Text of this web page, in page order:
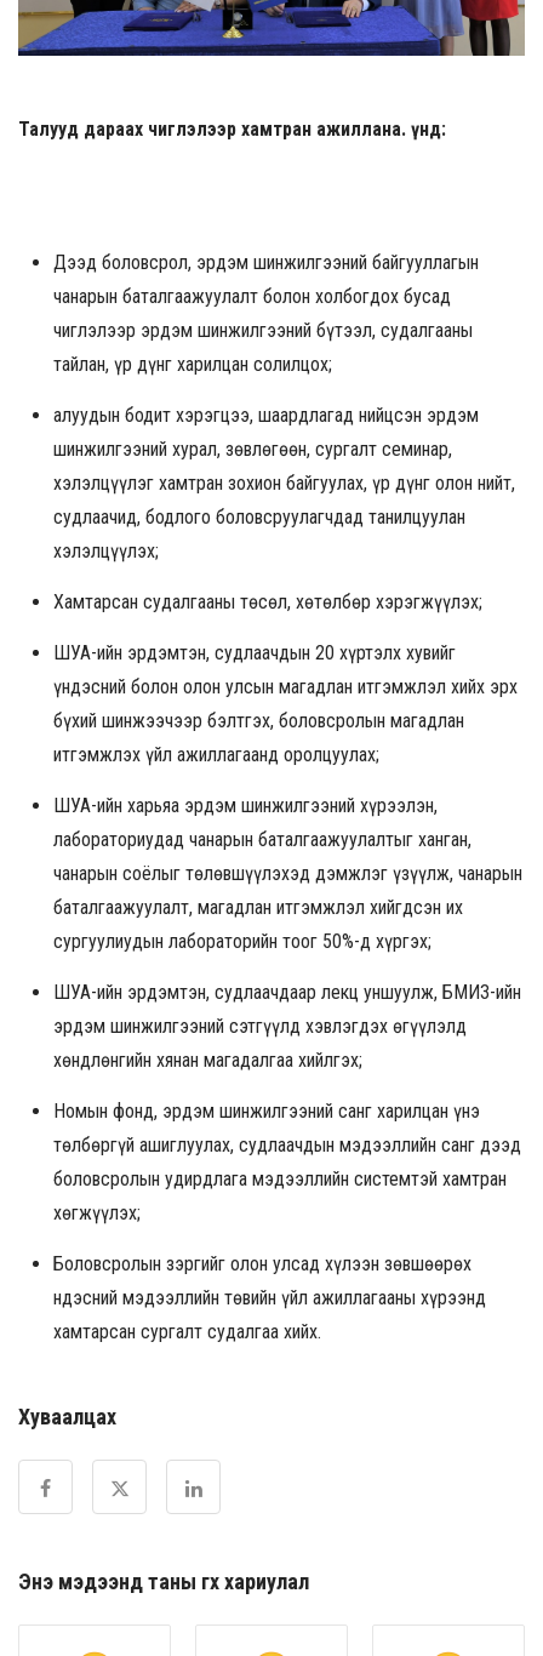
Талууд дараах чиглэлээр хамтран ажиллана. Үүнд:
Дээд боловсрол, эрдэм шинжилгээний байгууллагын
чанарын баталгаажуулалт болон холбогдох бусад
чиглэлээр эрдэм шинжилгээний бүтээл, судалгааны
тайлан, үр дүнг харилцан солилцох;
алуудын бодит хэрэгцээ, шаардлагад нийцсэн эрдэм
шинжилгээний хурал, зөвлөгөөн, сургалт семинар,
хэлэлцүүлэг хамтран зохион байгуулах, үр дүнг олон нийт,
судлаачид, бодлого боловсруулагчдад танилцуулан
хэлэлцүүлэх;
Хамтарсан судалгааны төсөл, хөтөлбөр хэрэгжүүлэх;
ШУА-ийн эрдэмтэн, судлаачдын 20 хүртэлх хувийг
үндэсний болон олон улсын магадлан итгэмжлэл хийх эрх
бүхий шинжээчээр бэлтгэх, боловсролын магадлан
итгэмжлэх үйл ажиллагаанд оролцуулах;
ШУА-ийн харьяа эрдэм шинжилгээний хүрээлэн,
лабораториудад чанарын баталгаажуулалтыг ханган,
чанарын соёлыг төлөвшүүлэхэд дэмжлэг үзүүлж, чанарын
баталгаажуулалт, магадлан итгэмжлэл хийгдсэн их
сургуулиудын лабораторийн тоог 50%-д хүргэх;
ШУА-ийн эрдэмтэн, судлаачдаар лекц уншуулж, БМИҮЗ-ийн
эрдэм шинжилгээний сэтгүүлд хэвлэгдэх өгүүлэлд
хөндлөнгийн хянан магадалгаа хийлгэх;
Номын фонд, эрдэм шинжилгээний санг харилцан үнэ
төлбөргүй ашиглуулах, судлаачдын мэдээллийн санг дээд
боловсролын удирдлага мэдээллийн системтэй хамтран
хөгжүүлэх;
Боловсролын зэргийг олон улсад хүлээн зөвшөөрөх
Үндэсний мэдээллийн төвийн үйл ажиллагааны хүрээнд
хамтарсан сургалт судалгаа хийх.
Хуваалцах
Энэ мэдээнд таны өгөх хариулал